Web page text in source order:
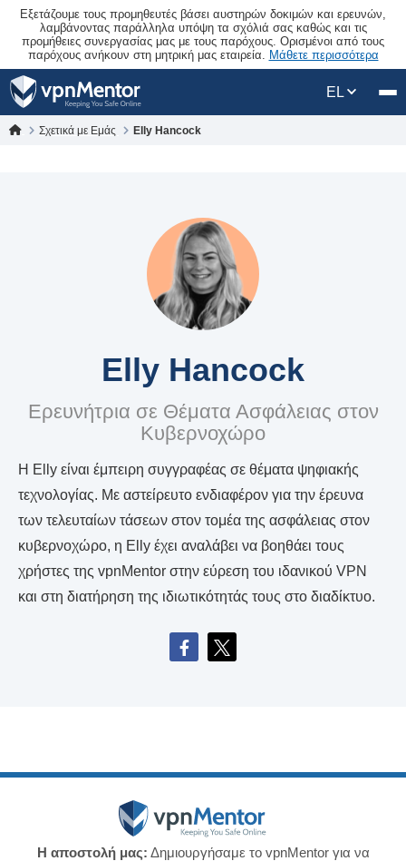
Εξετάζουμε τους προμηθευτές βάσει αυστηρών δοκιμών και ερευνών,
λαμβάνοντας παράλληλα υπόψη τα σχόλιά σας καθώς και τις
προμήθειες συνεργασίας μας με τους παρόχους. Ορισμένοι από τους
παρόχους ανήκουν στη μητρική μας εταιρεία. Μάθετε περισσότερα
EL
Σχετικά με Εμάς Elly Hancock
Elly Hancock
Ερευνήτρια σε Θέματα Ασφάλειας στον
Κυβερνοχώρο
Η Elly είναι έμπειρη συγγραφέας σε θέματα ψηφιακής
τεχνολογίας. Με αστείρευτο ενδιαφέρον για την έρευνα
των τελευταίων τάσεων στον τομέα της ασφάλειας στον
κυβερνοχώρο, η Elly έχει αναλάβει να βοηθάει τους
χρήστες της vpnMentor στην εύρεση του ιδανικού VPN
και στη διατήρηση της ιδιωτικότητάς τους στο διαδίκτυο.
Η αποστολή μας: Δημιουργήσαμε το vpnMentor για να